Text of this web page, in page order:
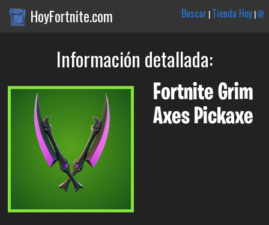
HoyFortnite.com Buscar |Tienda Hoy|🌐
Información detallada:
Fortnite Grim
Axes Pickaxe